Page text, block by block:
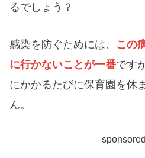
るでしょう？
感染を防ぐためには、 この
に行かないことが一番です
にかかるたびに保育園を休
ん。